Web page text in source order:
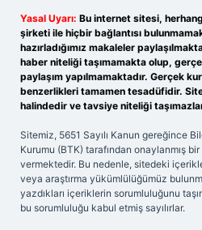
Yasal Uyarı: Bu internet sitesi,
şirketi ile hiçbir bağlantısı
hazırladığımız makaleler
haber niteliği taşımamakta olup,
paylaşım yapılmamaktadır. Gerçek
benzerlikleri tamamen tesadüfidir.
halindedir ve tavsiye niteliği
Sitemiz, 5651 Sayılı Kanun gereğince
Kurumu (BTK) tarafından onaylanmış
vermektedir. Bu nedenle, sitedeki
veya araştırma yükümlülüğümüz
yazdıkları içeriklerin sorumluluğunu
bu sorumluluğu kabul etmiş sayılırlar.